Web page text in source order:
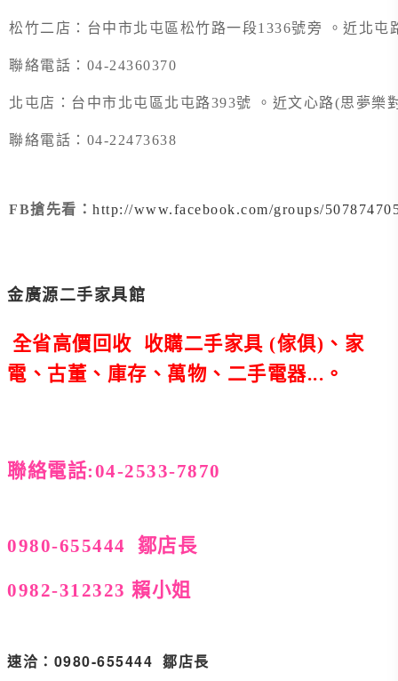
松竹二店：台中市北屯區松竹路一段1336號旁 。近北屯
聯絡電話：04-24360370
北屯店：台中市北屯區北屯路393號 。近文心路(思夢樂
聯絡電話：04-22473638
FB搶先看： http://www.facebook.com/groups/
金廣源二手家具館
全省高價回收 收購二手家具 (傢俱)、家
電、古董 、庫存、萬物、二手電器...。
聯絡電話:04-2533-7870
0980-655444 鄒店長
0982-312323 賴小姐
速洽：0980-655444 鄒店長